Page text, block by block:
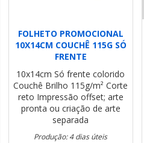
FOLHETO PROMOCIONAL
10X14CM COUCHÊ 115G SÓ
FRENTE
10x14cm Só frente colorido
Couchê Brilho 115g/m² Corte
reto Impressão offset; arte
pronta ou criação de arte
separada
Produção: 4 dias úteis